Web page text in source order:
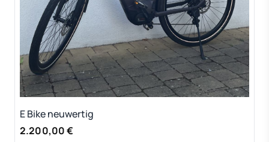
E Bike neuwertig
2.200,00 €